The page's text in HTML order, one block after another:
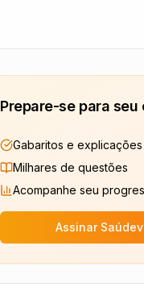
Prepare-se para seu
Gabaritos e explicações
Milhares de questões
Acompanhe seu
Assinar